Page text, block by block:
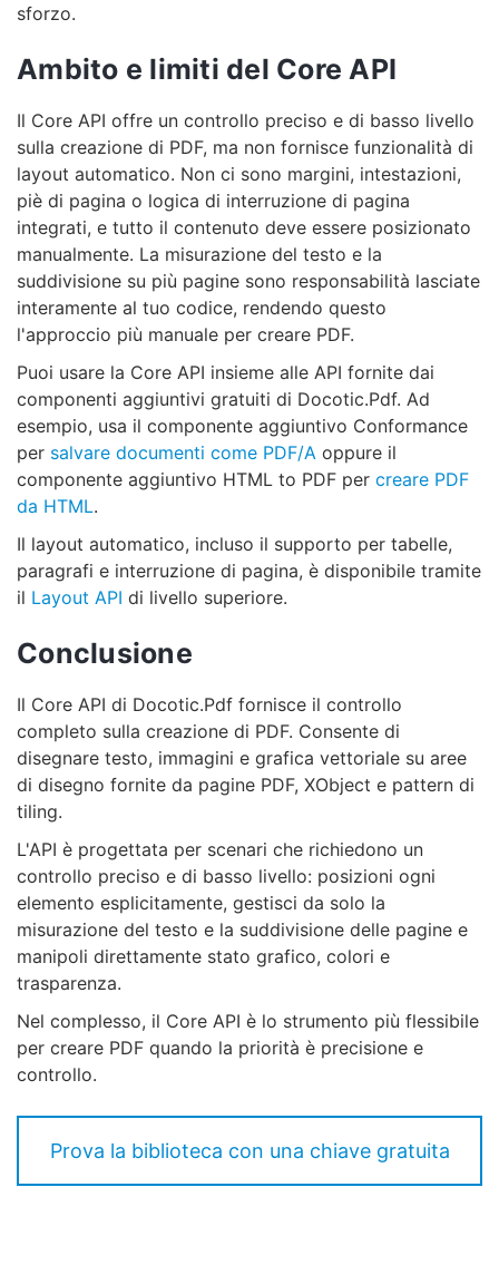
sforzo.
Ambito e limiti del Core API
Il Core API offre un controllo preciso e di basso livello
sulla creazione di PDF, ma non fornisce funzionalità di
layout automatico. Non ci sono margini, intestazioni,
piè di pagina o logica di interruzione di pagina
integrati, e tutto il contenuto deve essere posizionato
manualmente. La misurazione del testo e la
suddivisione su più pagine sono responsabilità lasciate
interamente al tuo codice, rendendo questo
l'approccio più manuale per creare PDF.
Puoi usare la Core API insieme alle API fornite dai
componenti aggiuntivi gratuiti di Docotic.Pdf. Ad
esempio, usa il componente aggiuntivo Conformance
per salvare documenti come PDF/A oppure il
componente aggiuntivo HTML to PDF per creare PDF
da HTML.
Il layout automatico, incluso il supporto per tabelle,
paragrafi e interruzione di pagina, è disponibile tramite
il Layout API di livello superiore.
Conclusione
Il Core API di Docotic.Pdf fornisce il controllo
completo sulla creazione di PDF. Consente di
disegnare testo, immagini e grafica vettoriale su aree
di disegno fornite da pagine PDF, XObject e pattern di
tiling.
L'API è progettata per scenari che richiedono un
controllo preciso e di basso livello: posizioni ogni
elemento esplicitamente, gestisci da solo la
misurazione del testo e la suddivisione delle pagine e
manipoli direttamente stato grafico, colori e
trasparenza.
Nel complesso, il Core API è lo strumento più flessibile
per creare PDF quando la priorità è precisione e
controllo.
Prova la biblioteca con una chiave gratuita